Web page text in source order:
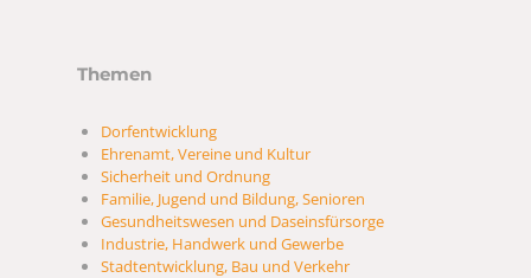
Themen
Dorfentwicklung
Ehrenamt, Vereine und Kultur
Sicherheit und Ordnung
Familie, Jugend und Bildung, Senioren
Gesundheitswesen und Daseinsfürsorge
Industrie, Handwerk und Gewerbe
Stadtentwicklung, Bau und Verkehr